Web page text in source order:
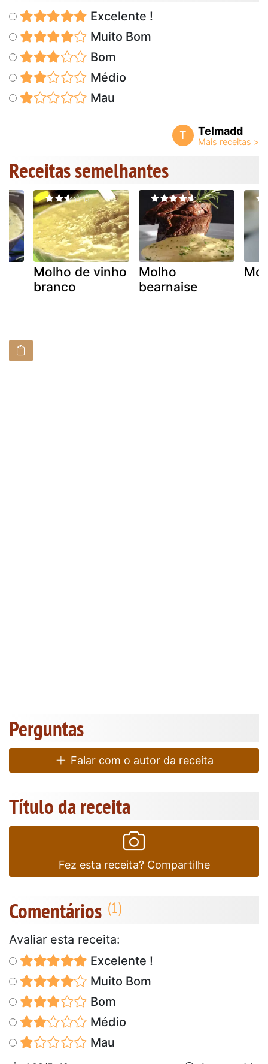
Excelente !
Muito Bom
Bom
Médio
Mau
T Telmadd
Receitas semelhantes
Molho de vinho
branco
Molho
bearnaise
Perguntas
Falar com o autor da receita
Título da receita
Fez esta receita? Compartilhe
Comentários
Avaliar esta receita:
Excelente !
Muito Bom
Bom
Médio
Mau